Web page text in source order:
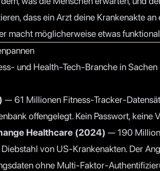
dass ein Arzt deine Krankenakte
macht möglicherweise etwas
und Health-Tech-Branche in
— 61 Millionen Fitness-Tracker-
offengelegt. Kein Passwort, keine
Healthcare (2024) — 190
von US-Krankenakten. Der
ohne Multi-Faktor-